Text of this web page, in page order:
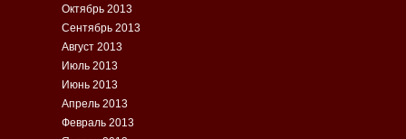
Октябрь 2013
Сентябрь 2013
Август 2013
Июль 2013
Июнь 2013
Апрель 2013
Февраль 2013